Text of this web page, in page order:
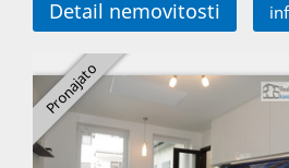
Detail nemovitosti